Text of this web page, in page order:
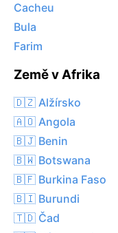
Cacheu
Bula
Farim
Země v Afrika
🇩🇿 Alžírsko
🇦🇴 Angola
🇧🇯 Benin
🇧🇼 Botswana
🇧🇫 Burkina Faso
🇧🇮 Burundi
🇹🇩 Čad